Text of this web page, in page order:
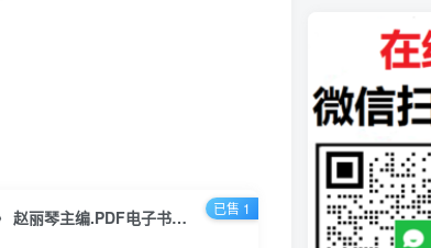
《CT快速入门丛书：胸部CT诊断》 赵丽琴主编.PDF电子书下载 已售 1